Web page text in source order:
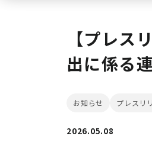
【プレス
出に係る
お知らせ プレスリ
2026.05.08